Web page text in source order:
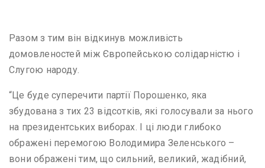
Разом з тим він відкинув можливість
домовленостей між Європейською солідарністю і
Слугою народу.
“Це буде суперечити партії Порошенко, яка
збудована з тих 23 відсотків, які голосували за нього
на президентських виборах. І ці люди глибоко
ображені перемогою Володимира Зеленського –
вони ображені тим, що сильний, великий, жадібний,